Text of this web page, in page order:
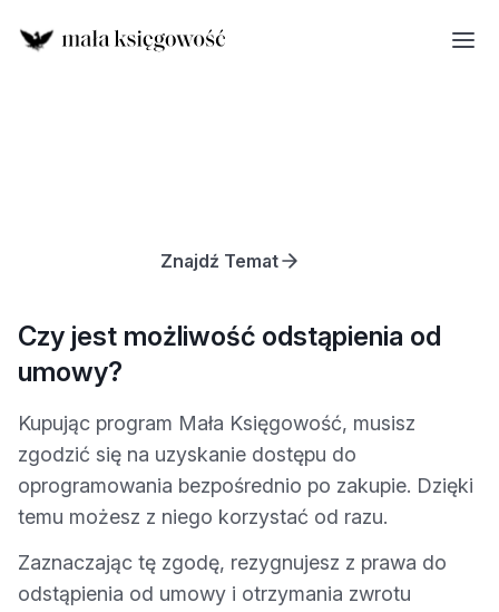
Znajdź Temat
Czy jest możliwość odstąpienia od
umowy?
Kupując program Mała Księgowość, musisz
zgodzić się na uzyskanie dostępu do
oprogramowania bezpośrednio po zakupie. Dzięki
temu możesz z niego korzystać od razu.
Zaznaczając tę zgodę, rezygnujesz z prawa do
odstąpienia od umowy i otrzymania zwrotu